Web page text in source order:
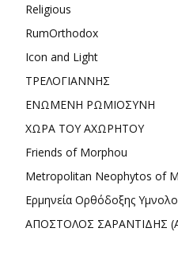
Religious
RumOrthodox
Icon and Light
ΤΡΕΛΟΓΙΑΝΝΗΣ
ΕΝΩΜΕΝΗ ΡΩΜΙΟΣΥΝΗ
ΧΩΡΑ ΤΟΥ ΑΧΩΡΗΤΟΥ
Friends of Morphou
Metropolitan Neophytos of
Ερμηνεία Ορθόδοξης
ΑΠΟΣΤΟΛΟΣ ΣΑΡΑΝΤΙΔΗΣ